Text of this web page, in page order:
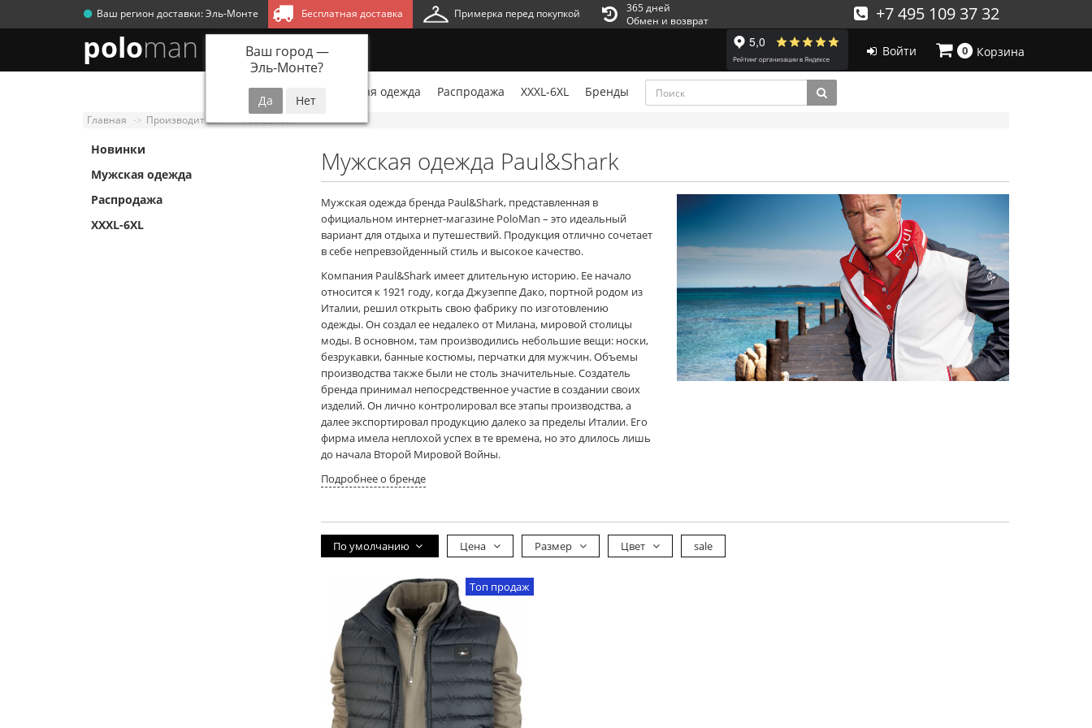
Ваш регион доставки:Эль-Монте
Ваш город —
Эль-Монте?
Бесплатная доставка Примерка перед покупкой
365 дней
Обмен и возврат
+7 495 109 37 32
Войти 0 Корзина
poloman
Новинки Мужская одежда Распродажа XXXL-6XL Бренды
Главная Производители Paul&Shark
Новинки
Мужская одежда
Распродажа
XXXL-6XL
Мужская одежда Paul&Shark
Мужская одежда бренда Paul&Shark, представленная в
официальном интернет-магазине PoloMan – это идеальный
вариант для отдыха и путешествий. Продукция отлично сочетает
в себе непревзойденный стиль и высокое качество.
Компания Paul&Shark имеет длительную историю. Ее начало
относится к 1921 году, когда Джузеппе Дако, портной родом из
Италии, решил открыть свою фабрику по изготовлению
одежды. Он создал ее недалеко от Милана, мировой столицы
моды. В основном, там производились небольшие вещи: носки,
безрукавки, банные костюмы, перчатки для мужчин. Объемы
производства также были не столь значительные. Создатель
бренда принимал непосредственное участие в создании своих
изделий. Он лично контролировал все этапы производства, а
далее экспортировал продукцию далеко за пределы Италии. Его
фирма имела неплохой успех в те времена, но это длилось лишь
до начала Второй Мировой Войны.
Подробнее о бренде
По умолчанию Цена Размер Цвет sale
Топ продаж